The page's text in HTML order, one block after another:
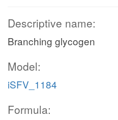
Descriptive name:
Branching glycogen
Model:
iSFV_1184
Formula: